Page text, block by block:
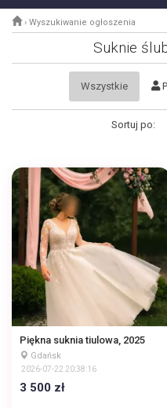
› Wyszukiwanie ogłoszenia
Suknie
Wszystkie
Sortuj po:
Piękna suknia tiulowa, 2025
Gdańsk
2026-07-22 20:38:16
3 500 zł